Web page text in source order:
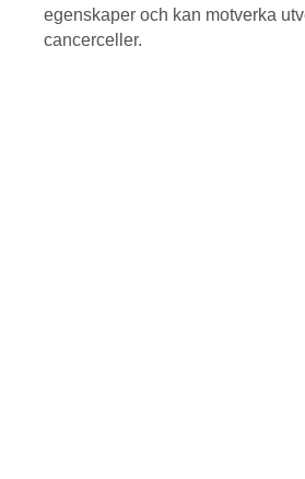
egenskaper och kan motverka
cancerceller.